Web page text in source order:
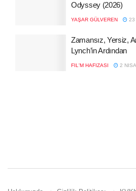
Odyssey (2026)
YAŞAR GÜLVEREN 23
Zamansız, Yersiz,
Lynch’in Ardından
FIL'M HAFIZASI 2